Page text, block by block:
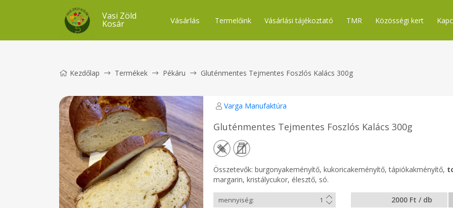
Vasi Zöld
Kosár Vásárlás Termelőink Vásárlási tájékoztató TMR Közösségi kert
Kezdőlap Termékek Pékáru Gluténmentes Tejmentes Foszlós Kalács 300g
Varga Manufaktúra
Gluténmentes Tejmentes Foszlós Kalács 300g
Összetevők: burgonyakeményítő, kukoricakeményítő, tápiókakményítő,
margarin, kristálycukor, élesztő, só.
2000 Ft / db